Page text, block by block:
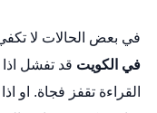
في بعض الحالات لا
في الكويت قد تفشل اذا
القراءة تقفز فجاة. او